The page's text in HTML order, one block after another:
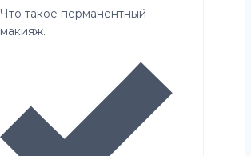
Что такое перманентный
макияж.